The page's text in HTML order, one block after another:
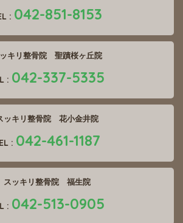
: 042-851-8153
キリ整骨院 聖蹟桜ヶ丘院
: 042-337-5335
ッキリ整骨院 花小金井院
: 042-461-1187
スッキリ整骨院 福生院
: 042-513-0905